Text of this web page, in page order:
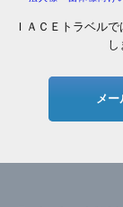
ＩＡＣＥトラベル
し
メー